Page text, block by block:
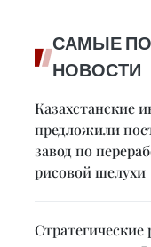
САМЫЕ
НОВОСТИ
Казахстанские
предложили
завод по
рисовой шелухи